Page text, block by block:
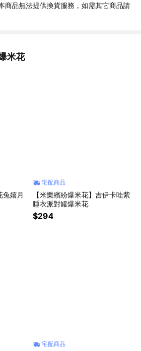
商品無法提供換貨服務，如需其它商品請
米花
兔嬉月
宅配商品
【米樂繽紛爆米花】吉伊卡哇紫
睡衣派對罐爆米花
$294
宅配商品